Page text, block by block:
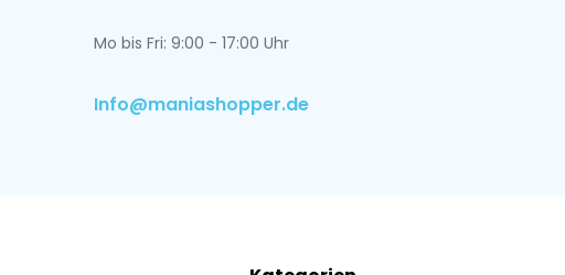
Mo bis Fri: 9:00 - 17:00 Uhr
Info@maniashopper.de